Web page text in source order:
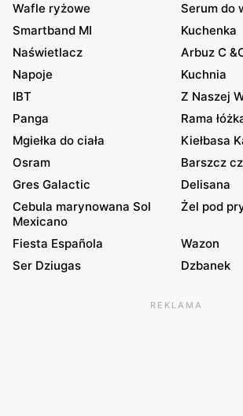
Wafle ryżowe
Serum do
Smartband MI
Kuchenka
Naświetlacz
Arbuz C
Napoje
Kuchnia
IBT
Z Naszej
Panga
Rama
Mgiełka do ciała
Kiełbasa
Osram
Barszcz
Gres Galactic
Delisana
Cebula marynowana Sol
Mexicano
Żel pod
Fiesta Española
Wazon
Ser Dziugas
Dzbanek
REKLAMA